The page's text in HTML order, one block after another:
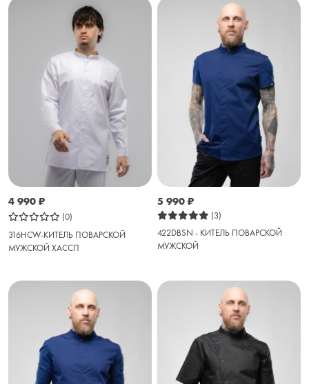
4 990 ₽
(0)
316HCW-КИТЕЛЬ ПОВАРСКОЙ
МУЖСКОЙ ХАССП
5 990 ₽
(3)
422DBSN - КИТЕЛЬ ПОВАРСКОЙ
МУЖСКОЙ